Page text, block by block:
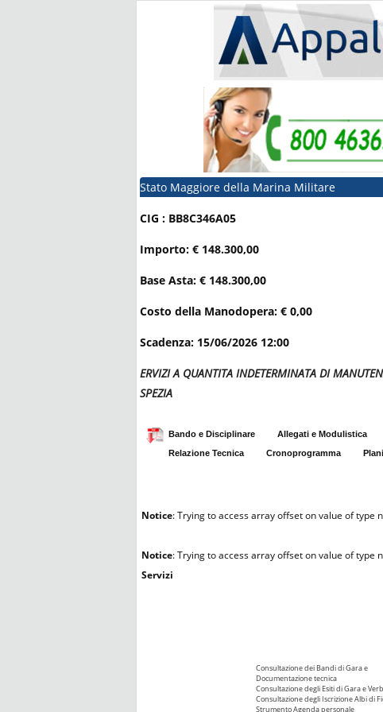
Stato Maggiore della Marina Militare
CIG : BB8C346A05
Importo: € 148.300,00
Base Asta: € 148.300,00
Costo della Manodopera: € 0,00
Scadenza: 15/06/2026 12:00
ERVIZI A QUANTITA INDETERMINATA DI
SPEZIA
Bando e Disciplinare Allegati e Modulistica
Relazione Tecnica
Cronoprogramma
Notice: Trying to access array offset on value of type
Notice: Trying to access array offset on value of type
Servizi
Consultazione dei Bandi di Gara e
Documentazione tecnica
Consultazione degli Esiti di Gara e
Consultazione degli Iscrizione Albi di
Strumento Agenda personale